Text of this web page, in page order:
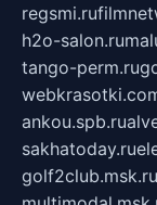
regsmi.ru
h2o-salon.ru
tango-perm.ru
ankou.spb.ru
sakhatoday.ru
golf2club.msk.ru